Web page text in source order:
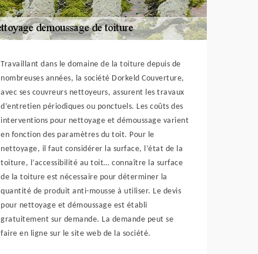
Travaillant dans le domaine de la toiture depuis de
nombreuses années, la société Dorkeld Couverture,
avec ses couvreurs nettoyeurs, assurent les travaux
d’entretien périodiques ou ponctuels. Les coûts des
interventions pour nettoyage et démoussage varient
en fonction des paramètres du toit. Pour le
nettoyage, il faut considérer la surface, l’état de la
toiture, l’accessibilité au toit… connaître la surface
de la toiture est nécessaire pour déterminer la
quantité de produit anti-mousse à utiliser. Le devis
pour nettoyage et démoussage est établi
gratuitement sur demande. La demande peut se
faire en ligne sur le site web de la société.